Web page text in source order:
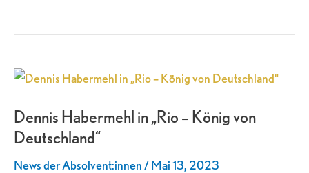
Dennis Habermehl in „Rio – König von
Deutschland“
News der Absolvent:innen/Mai 13, 2023
Dennis
in
„Rio